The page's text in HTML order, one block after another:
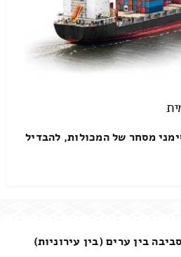
מסחר של המכולות, להבדיל
בין ערים (בין עירוניות)